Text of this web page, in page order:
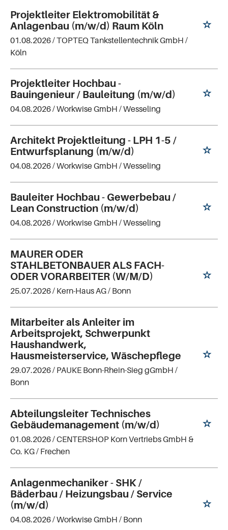
Projektleiter Elektromobilität &
Anlagenbau (m/w/d) Raum Köln
01.08.2026 /TOPTEQ Tankstellentechnik GmbH /
Köln
Projektleiter Hochbau -
Bauingenieur / Bauleitung (m/w/d)
04.08.2026 /Workwise GmbH / Wesseling
Architekt Projektleitung - LPH 1-5 /
Entwurfsplanung (m/w/d)
04.08.2026 /Workwise GmbH / Wesseling
Bauleiter Hochbau - Gewerbebau /
Lean Construction (m/w/d)
04.08.2026 /Workwise GmbH / Wesseling
MAURER ODER
STAHLBETONBAUER ALS FACH-
ODER VORARBEITER (W/M/D)
25.07.2026 / Kern-Haus AG/ Bonn
Mitarbeiter als Anleiter im
Arbeitsprojekt, Schwerpunkt
Haushandwerk,
Hausmeisterservice, Wäschepflege
29.07.2026 / PAUKE Bonn-Rhein-Sieg gGmbH /
Bonn
Abteilungsleiter Technisches
Gebäudemanagement (m/w/d)
01.08.2026 /CENTERSHOP Korn Vertriebs GmbH &
Co. KG/ Frechen
Anlagenmechaniker - SHK /
Bäderbau / Heizungsbau / Service
(m/w/d)
04.08.2026 /Workwise GmbH / Bonn